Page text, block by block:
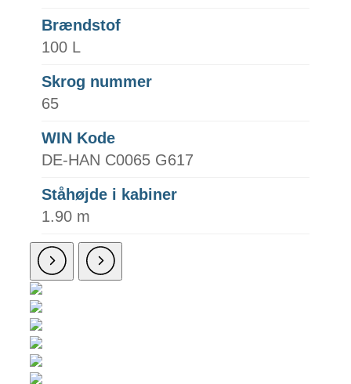
Brændstof
100 L
Skrog nummer
65
WIN Kode
DE-HAN C0065 G617
Ståhøjde i kabiner
1.90 m